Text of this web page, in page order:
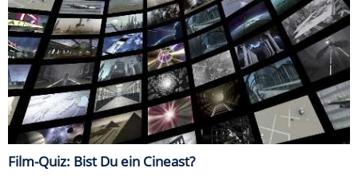
Film-Quiz: Bist Du ein Cineast?